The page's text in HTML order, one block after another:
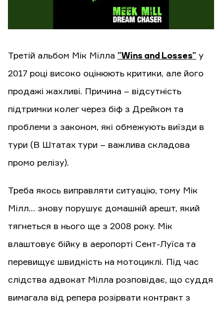
Третій альбом Мік Мілла ”Wins and Losses” у
2017 році високо оцінюють критики, але його
продажі жахливі. Причина – відсутність
підтримки колег через біф з Дрейком та
проблеми з законом, які обмежують виїзди в
тури (В Штатах тури – важлива складова
промо релізу).
Треба якось виправляти ситуацію, тому Мік
Мілл… знову порушує домашній арешт, який
тягнеться в нього ще з 2008 року. Мік
влаштовує бійку в аеропорті Сент-Луїса та
перевищує швидкість на мотоциклі. Під час
слідства адвокат Мілла розповідає, що суддя
вимагала від репера розірвати контракт з